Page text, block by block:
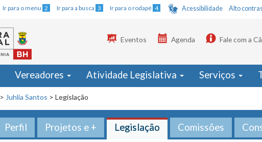
Ir para o menu 2 Ir para a busca 3 Ir para o rodapé 4 Acessibilidade Alto
Eventos Agenda Fale com a
Vereadores Atividade Legislativa Serviços
> Juhlia Santos > Legislação
Perfil Projetos e + Legislação Comissões